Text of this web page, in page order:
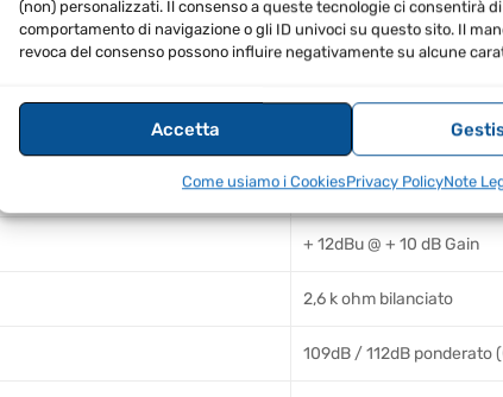
(non) personalizzati. Il consenso a queste tecnologie ci consentirà
comportamento di navigazione o gli ID univoci su questo sito. Il
revoca del consenso possono influire negativamente su alcune
Accetta
Come usiamo i CookiesPrivacy PolicyNote
48'' x 18,1 '' x 18,7 '' / 122
+ 10dB a + 60dB
+ 12dBu @ + 10 dB Gain
2,6 k ohm bilanciato
109dB / 112dB ponderato